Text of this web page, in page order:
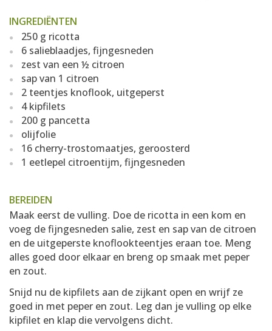
INGREDIËNTEN
250 g ricotta
6 salieblaadjes, fijngesneden
zest van een ½ citroen
sap van 1 citroen
2 teentjes knoflook, uitgeperst
4 kipfilets
200 g pancetta
olijfolie
16 cherry-trostomaatjes, geroosterd
1 eetlepel citroentijm, fijngesneden
BEREIDEN
Maak eerst de vulling. Doe de ricotta in een kom en
voeg de fijngesneden salie, zest en sap van de citroen
en de uitgeperste knoflookteentjes eraan toe. Meng
alles goed door elkaar en breng op smaak met peper
en zout.
Snijd nu de kipfilets aan de zijkant open en wrijf ze
goed in met peper en zout. Leg dan je vulling op elke
kipfilet en klap die vervolgens dicht.